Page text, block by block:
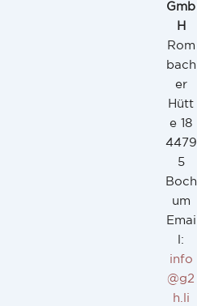
Gmb
H
Rom
bach
er
Hütt
e 18
4479
5
Boch
um
Emai
l:
info
@g2
h.li